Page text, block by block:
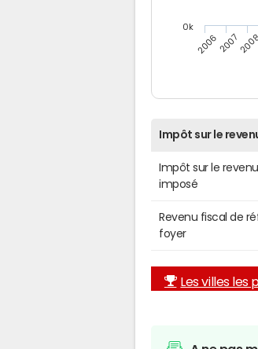
20062007
0k
Impôt sur le
Impôt sur le
imposé
Revenu fiscal de
foyer
Les villes les